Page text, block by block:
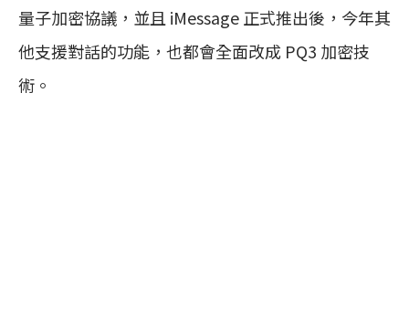
量子加密協議，並且 iMessage 正式推出後，今年其
他支援對話的功能，也都會全面改成 PQ3 加密技
術。